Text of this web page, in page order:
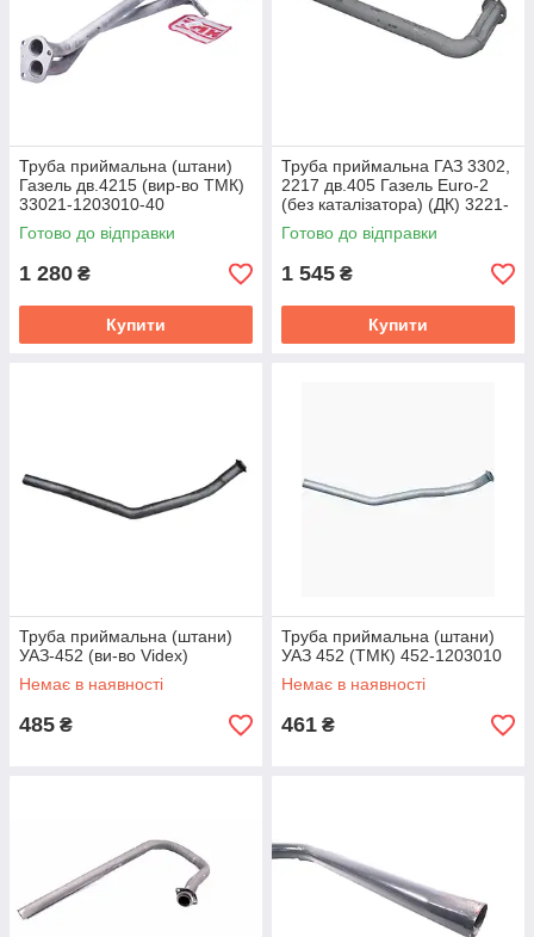
Труба приймальна (штани)
Газель дв.4215 (вир-во ТМК)
33021-1203010-40
Готово до відправки
1 280 ₴
Купити
Труба приймальна ГАЗ 3302,
2217 дв.405 Газель Euro-2
(без каталізатора) (ДК) 3221-
120301010-10
Готово до відправки
1 545 ₴
Купити
Труба приймальна (штани)
УАЗ-452 (ви-во Videx)
Немає в наявності
485 ₴
Труба приймальна (штани)
УАЗ 452 (ТМК) 452-1203010
Немає в наявності
461 ₴